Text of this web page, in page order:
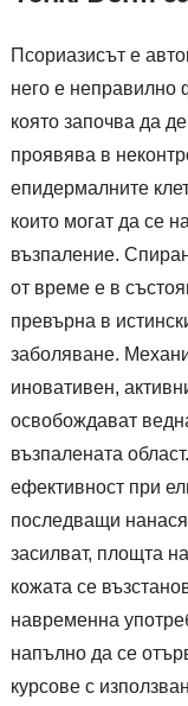
Псориазисът е
него е неправилно
която започва да
проявява в
епидермалните
които могат да се
възпаление.
от време е в
превърна в
заболяване.
иновативен,
освобождават
възпалената
ефективност при
последващи
засилват, площта
кожата се
навременна
напълно да се
курсове с